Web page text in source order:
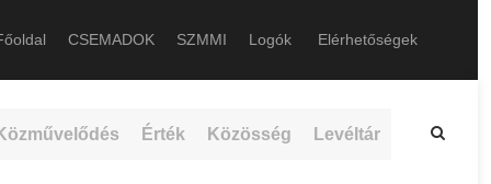
CSEMADOK SZMMI Logók Elérhetőségek
Érték Közösség Levéltár